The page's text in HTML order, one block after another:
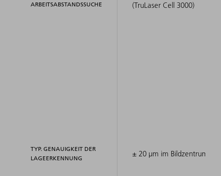
ARBEITSABSTANDSSUCHE
TYP. GENAUIGKEIT DER
LAGEERKENNUNG
(TruLaser Cell 3000)
± 20 μm im Bildzentrum